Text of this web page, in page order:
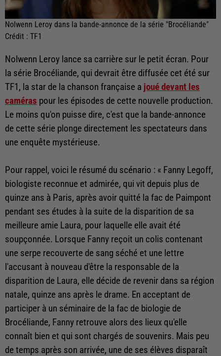
Nolwenn Leroy dans la bande-annonce de la série "Brocéliande"
Crédit : TF1
Nolwenn Leroy lance sa carrière sur le petit écran. Pour
la série Brocéliande, qui devrait être diffusée cet été sur
TF1, la star de la chanson française a joué devant les
caméras pour les épisodes de cette nouvelle production.
Le moins qu'on puisse dire, c'est que la bande-annonce
de cette série plonge directement les spectateurs dans
une enquête mystérieuse.
Pour rappel, voici le résumé du scénario : « Fanny Legoff,
biologiste reconnue et admirée, qui vit depuis plus de
quinze ans à Paris, après avoir quitté la fac de Paimpont
pendant ses études à la suite de la disparition de sa
meilleure amie Laura, pour laquelle elle avait été
soupçonnée. Lorsque Fanny reçoit un colis contenant
une serpe recouverte de sang séché et une lettre
l'accusant à nouveau d'être la responsable de la
disparition de Laura, elle décide de revenir dans sa région
natale, quinze ans après le drame. En acceptant de
participer à un séminaire de la fac de biologie de
Brocéliande, Fanny retrouve alors des lieux qu'elle
connaît bien et qui sont chargés de souvenirs. Mais peu
de temps après son arrivée, une de ses élèves disparaît